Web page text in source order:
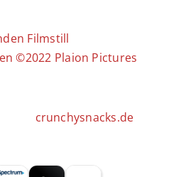
©2022 Plaion Pictures